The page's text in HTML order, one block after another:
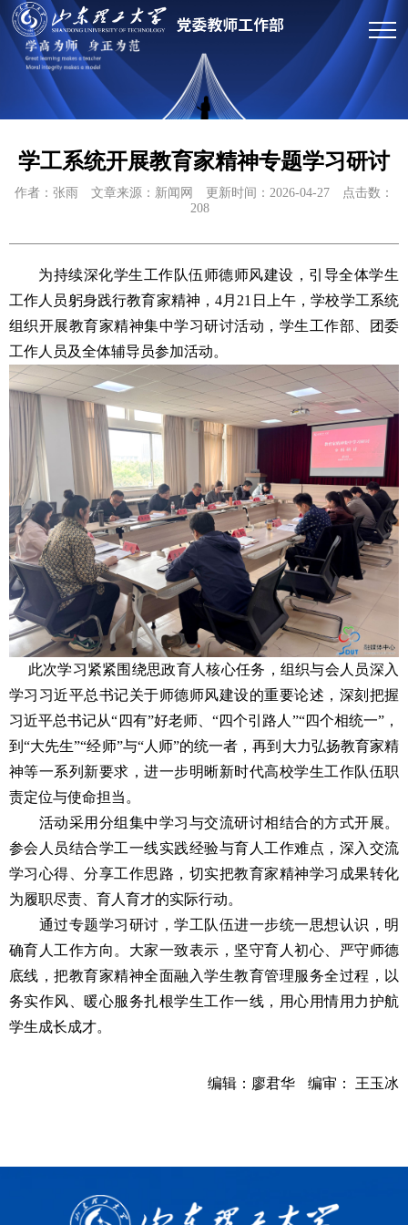
学工系统开展教育家精神专题学习研讨
作者：张雨 文章来源：新闻网 更新时间：2026-04-27
点击数：
208
为持续深化学生工作队伍师德师风建设，引导全体学生
工作人员躬身践行教育家精神，4月21日上午，学校学工系统
组织开展教育家精神集中学习研讨活动，学生工作部、团委
工作人员及全体辅导员参加活动。
此次学习紧紧围绕思政育人核心任务，组织与会人员深入
学习习近平总书记关于师德师风建设的重要论述，深刻把握
习近平总书记从“四有”好老师、“四个引路人”“四个相统一”，
到“大先生”“经师”与“人师”的统一者，再到大力弘扬教育家精
神等一系列新要求，进一步明晰新时代高校学生工作队伍职
责定位与使命担当。
活动采用分组集中学习与交流研讨相结合的方式开展。
参会人员结合学工一线实践经验与育人工作难点，深入交流
学习心得、分享工作思路，切实把教育家精神学习成果转化
为履职尽责、育人育才的实际行动。
通过专题学习研讨，学工队伍进一步统一思想认识，明
确育人工作方向。大家一致表示，坚守育人初心、严守师德
底线，把教育家精神全面融入学生教育管理服务全过程，以
务实作风、暖心服务扎根学生工作一线，用心用情用力护航
学生成长成才。
编辑：廖君华 编审： 王玉冰